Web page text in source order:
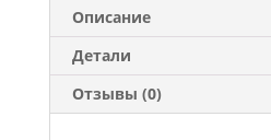
Описание
Детали
Отзывы (0)